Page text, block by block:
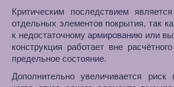
Критическим последствием
отдельных элементов покрытия, так
к недостаточному армированию или
конструкция работает вне
предельное состояние.
Дополнительно увеличивается риск